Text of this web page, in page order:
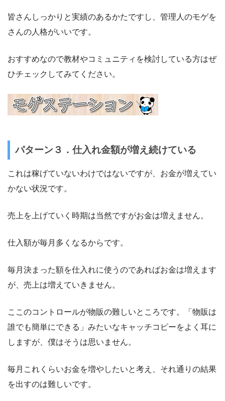
皆さんしっかりと実績のあるかたですし、管理人のモゲを
さんの人格がいいです。
おすすめなので教材やコミュニティを検討している方はぜ
ひチェックしてみてください。
パターン３．仕入れ金額が増え続けている
これは稼げていないわけではないですが、お金が増えてい
かない状況です。
売上を上げていく時期は当然ですがお金は増えません。
仕入額が毎月多くなるからです。
毎月決まった額を仕入れに使うのであればお金は増えます
が、売上は増えていきません。
ここのコントロールが物販の難しいところです。「物販は
誰でも簡単にできる」みたいなキャッチコピーをよく耳に
しますが、僕はそうは思いません。
毎月これくらいお金を増やしたいと考え、それ通りの結果
を出すのは難しいです。